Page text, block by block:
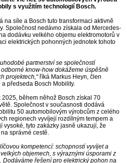
s využitím technologií Bosch.
na síle a Bosch tuto transformaci aktivně
Společnost nedávno získala od Mercedes-
dodávku velkého objemu elektromotorů v
elektrických pohonných jednotek tohoto
partnerství se společností
know-how dokážeme úspěšně
projektech,“říká Markus Heyn, člen
předseda Bosch Mobility.
během něhož Bosch získal 70
Společnost v současnosti dodává
50 automobilovým výrobcům z celého
regionech vyvíjejí rozdílným tempem a
vysoké, tyto zakázky jasně ukazují, že
správné cestě.
kompetencí: schopností vyvíjet a
objemech, s výraznými úsporami z
Dodáváme řešení pro elektrický pohon na